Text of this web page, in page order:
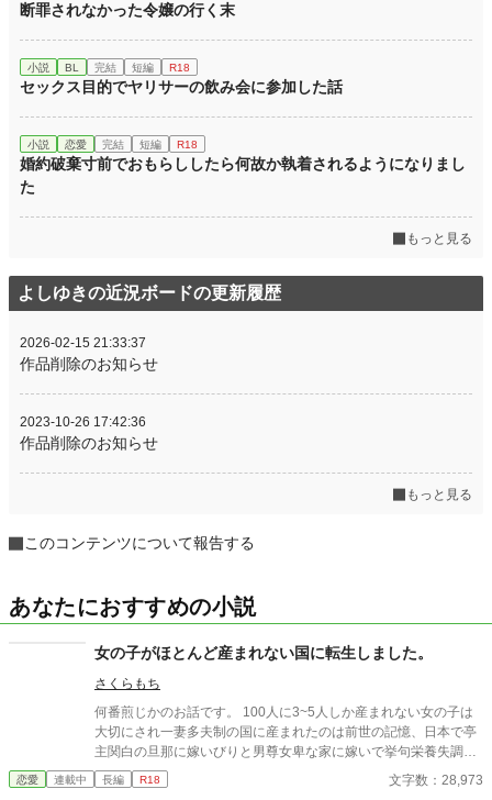
断罪されなかった令嬢の行く末
小説 BL 完結 短編 R18
セックス目的でヤリサーの飲み会に参加した話
小説 恋愛 完結 短編 R18
婚約破棄寸前でおもらししたら何故か執着されるようになりまし
た
もっと見る
よしゆきの近況ボードの更新履歴
2026-02-15 21:33:37
作品削除のお知らせ
2023-10-26 17:42:36
作品削除のお知らせ
もっと見る
このコンテンツについて報告する
あなたにおすすめの小説
女の子がほとんど産まれない国に転生しました。
さくらもち
何番煎じかのお話です。 100人に3~5人しか産まれない女の子は
大切にされ一妻多夫制の国に産まれたのは前世の記憶、日本で亭
主関白の旦那に嫁いびりと男尊女卑な家に嫁いで挙句栄養失調と
過労死と言う令和になってもまだ昭和な家庭！でありえない最後
を迎えてしまった清水 理央、享年44歳 そんな彼女を不憫に思っ
恋愛 連載中 長編 R18 文字数：28,973